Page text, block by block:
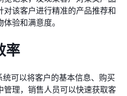
该客户进行精准的产品推荐和
验和满意度。
率
可以将客户的基本信息、购买
管理，销售人员可以快速获取客